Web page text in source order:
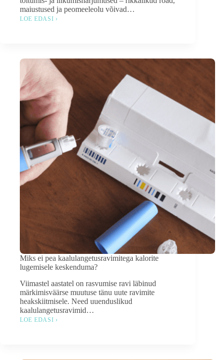
maiustused ja peomeeleolu võivad…
LOE EDASI ›
Miks ei pea kaalulangetusravimitega kalorite
lugemisele keskenduma?
Viimastel aastatel on rasvumise ravi läbinud
märkimisväärse muutuse tänu uute ravimite
heakskiitmisele. Need uuenduslikud
kaalulangetusravimid…
LOE EDASI ›